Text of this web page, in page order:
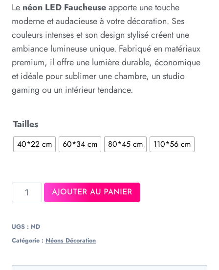
Le néon LED Faucheuseapporte une touche
moderne et audacieuse à votre décoration. Ses
couleurs intenses et son design stylisé créent une
ambiance lumineuse unique. Fabriqué en matériaux
premium, il offre une lumière durable, économique
et idéale pour sublimer une chambre, un studio
gaming ou un intérieur tendance.
Tailles
40*22 cm 60*34 cm 80*45 cm 110*56 cm
AJOUTER AU PANIER
UGS : ND
Catégorie : Néons Décoration